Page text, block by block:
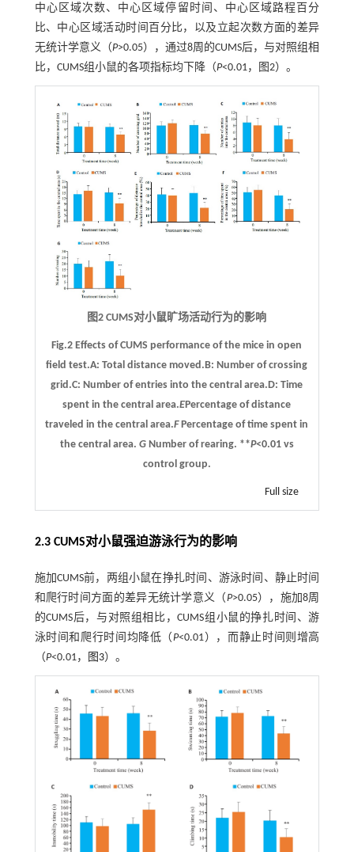
中心区域次数、中心区域停留时间、中心区域路程百分
比、中心区域活动时间百分比，以及立起次数方面的差异
无统计学意义（P>0.05），通过8周的CUMS后，与对照组相
比，CUMS组小鼠的各项指标均下降（P<0.01，图2）。
图2 CUMS对小鼠旷场活动行为的影响
Fig.2 Effects of CUMS performance of the mice in open
field test.A: Total distance moved.B: Number of crossing
grid.C: Number of entries into the central area.D: Time
spent in the central area.EPercentage of distance
traveled in the central area.FPercentage of time spent in
the central area. GNumber of rearing. **P<0.01 vs
control group.
Full size
2.3 CUMS对小鼠强迫游泳行为的影响
施加CUMS前，两组小鼠在挣扎时间、游泳时间、静止时间
和爬行时间方面的差异无统计学意义（P>0.05），施加8周
的CUMS后，与对照组相比，CUMS组小鼠的挣扎时间、游
泳时间和爬行时间均降低（P<0.01），而静止时间则增高
（P<0.01， 图3）。